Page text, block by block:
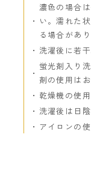
濃色の場合
い。濡れた
る場合があり
洗濯後に若
蛍光剤入り
剤の使用は
乾燥機の使
洗濯後は日
アイロンの